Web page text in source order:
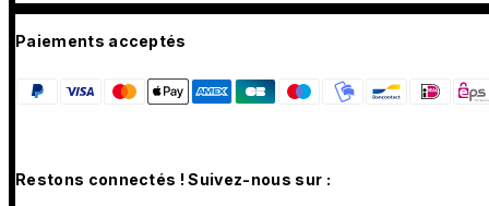
Paiements acceptés
Restons connectés ! Suivez-nous sur :